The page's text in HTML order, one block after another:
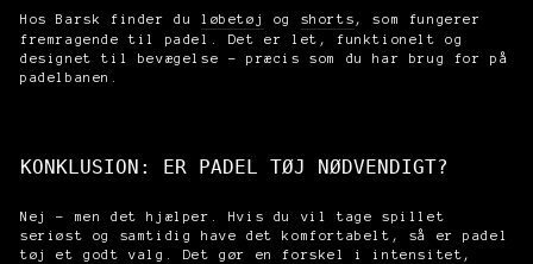
Hos Barsk finder du løbetøj og shorts , som fungerer
fremragende til padel. Det er let, funktionelt og
designet til bevægelse – præcis som du har brug for på
padelbanen.
KONKLUSION: ER PADEL TØJ NØDVENDIGT?
Nej – men det hjælper. Hvis du vil tage spillet
seriøst og samtidig have det komfortabelt, så er padel
tøj et godt valg. Det gør en forskel i intensitet,